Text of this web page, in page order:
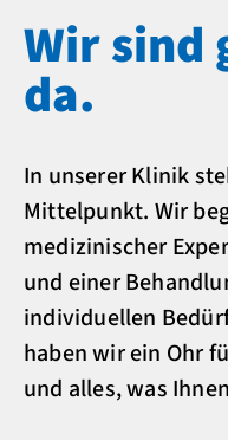
Wir sind
da.
In unserer Klinik
Mittelpunkt. Wir
medizinischer
und einer
individuellen
haben wir ein Ohr
und alles, was